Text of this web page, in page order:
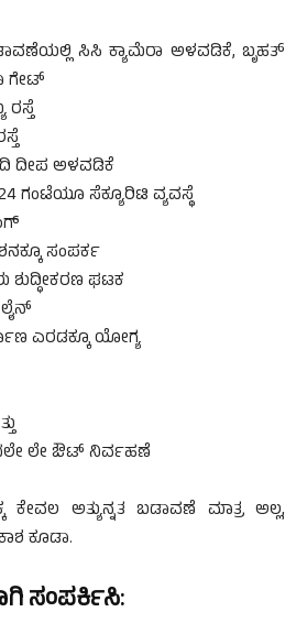
ಸಿಸಿ ಕ್ಯಾಮೆರಾ ಅಳವಡಿಕೆ, ಬೃಹತ್
ಗೇಟ್
ರಸ್ತೆ
ದೀಪ ಅಳವಡಿಕೆ
ಗಂಟೆಯೂ ಸೆಕ್ಯೂರಿಟಿ ವ್ಯವಸ್ಥೆ
ಸಂಪರ್ಕ
ಶುದ್ಧೀಕರಣ ಘಟಕ
ಎರಡಕ್ಕೂ ಯೋಗ್ಯ
ಲೇ ಔಟ್ ನಿರ್ವಹಣೆ
ಅತ್ಯುನ್ನತ ಬಡಾವಣೆ ಮಾತ್ರ ಅಲ್ಲ,
ಕೂಡಾ.
ಸಂಪರ್ಕಿಸಿ: